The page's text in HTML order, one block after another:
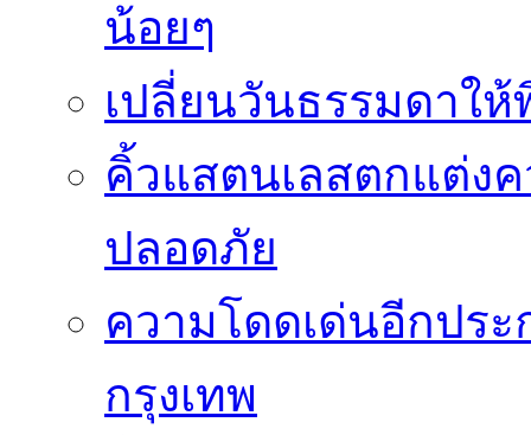
น้อยๆ
เปลี่ยนวันธรรมดาใ
คิ้วแสตนเลสตกแต่ง
ปลอดภัย
ความโดดเด่นอีกปร
กรุงเทพ